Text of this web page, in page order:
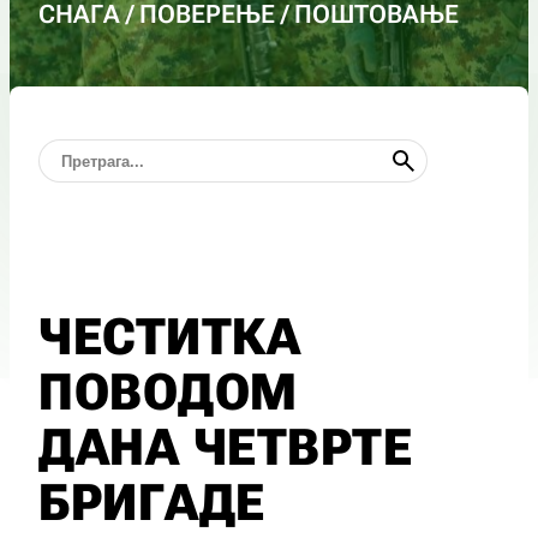
СНАГА / ПОВЕРЕЊЕ / ПОШТОВАЊЕ
ЧЕСТИТКА
ПОВОДОМ
ДАНА ЧЕТВРТЕ
БРИГАДЕ